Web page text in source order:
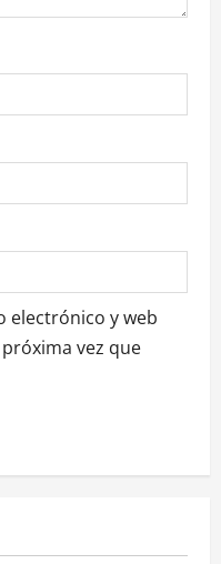
electrónico y web
vez que